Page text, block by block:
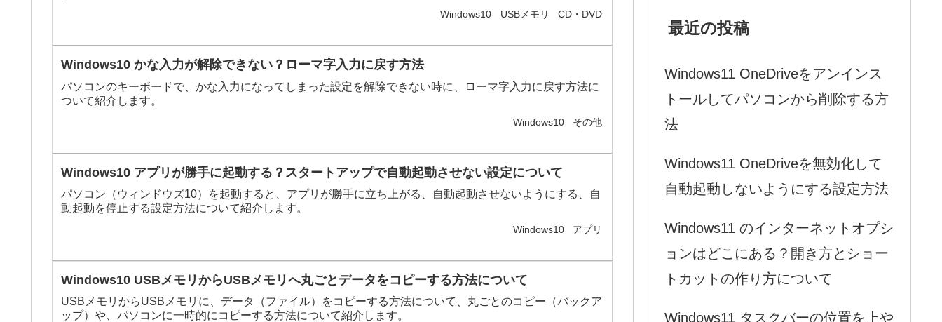
Windows10 USBメモリ CD・DVD
Windows10 かな入力が解除できない？ローマ字入力に戻す方法
パソコンのキーボードで、かな入力になってしまった設定を解除できない時に、ローマ字入力に戻す方法に
ついて紹介します。
Windows10 その他
Windows10 アプリが勝手に起動する？スタートアップで自動起動させない設定について
パソコン（ウィンドウズ10）を起動すると、アプリが勝手に立ち上がる、自動起動させないようにする、自
動起動を停止する設定方法について紹介します。
Windows10 アプリ
Windows10 USBメモリからUSBメモリへ丸ごとデータをコピーする方法について
USBメモリからUSBメモリに、データ（ファイル）をコピーする方法について、丸ごとのコピー（バックア
ップ）や、パソコンに一時的にコピーする方法について紹介します。
最近の投稿
Windows11 OneDriveをアンインス
トールしてパソコンから削除する方
法
Windows11 OneDriveを無効化して
自動起動しないようにする設定方法
Windows11 のインターネットオプシ
ョンはどこにある？開き方とショー
トカットの作り方について
Windows11 タスクバーの位置を上や